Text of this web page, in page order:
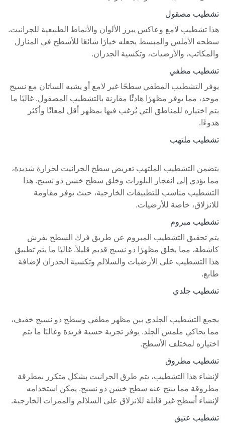
تشطيب مصقول
هذا تشطيب لامع وعاكس يبرز الألوان والأنماط الطبيعية للجرانيت.
سطحه الأملس والمبسط يجعله خيارًا شائعًا للأسطح في المنازل
والمكاتب، والأرضيات، وتكسية الجدران.
تشطيب مطفي
يوفر التشطيب المطفي سطحًا غير لامع أو يشبه الساتان مع نسيج
موحد، مما يوفر مظهرًا هادئًا مقارنة بالتشطيب المصقول. غالبًا ما
يتم اختياره للمناطق التي يُرغب فيها بمظهر أقل لمعانًا وأكثر
هدوءًا.
تشطيب ملتهب
يتضمن التشطيب الملتهب تعريض سطح الجرانيت لحرارة شديدة،
مما يؤدي إلى انفجار البلورات وخلق سطح خشن ذو نسيج. هذا
التشطيب مناسب للتطبيقات الخارجية، حيث يوفر مقاومة
للانزلاق، خاصة للأرضيات.
تشطيب مبروم
يتم تحقيق التشطيب المبروم عن طريق فرك السطح بفرش
كاشطة، مما يخلق مظهرًا ذو نسيج قديم قليلاً. غالبًا ما يتم تطبيق
هذا التشطيب على الأرضيات والسلالم وتكسية الجدران لإضافة
طابع.
تشطيب جلدي
يجمع التشطيب الجلدي بين مظهر مطفي وسطح ذو نسيج خفيف،
مما يحاكي ملمس الجلد. يوفر تجربة حسية فريدة وغالبًا ما يتم
اختياره لمختلف الأسطح.
تشطيب مطروق
لإنشاء هذا التشطيب، يتم طرق الجرانيت بشكل متكرر بمطرقة
مطروقة مما ينتج عنه سطح خشن ذو نسيج. يمكن استخدامه
لإنشاء أسطح غير قابلة للانزلاق على السلالم والممرات الخارجية.
تشطيب عتيق